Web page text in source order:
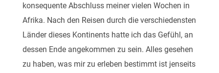
konsequente Abschluss meiner vielen Wochen in
Afrika. Nach den Reisen durch die verschiedensten
Länder dieses Kontinents hatte ich das Gefühl, an
dessen Ende angekommen zu sein. Alles gesehen
zu haben, was mir zu erleben bestimmt ist jenseits